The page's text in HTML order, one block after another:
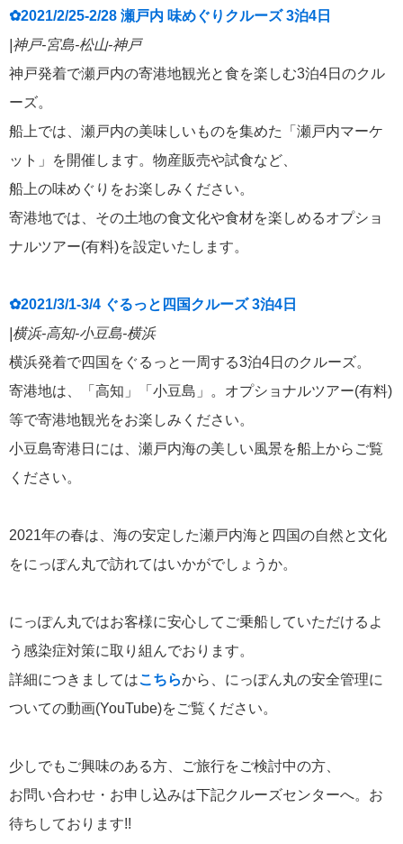
✿2021/2/25-2/28 瀬戸内 味めぐりクルーズ 3泊4日
|神戸-宮島-松山-神戸
神戸発着で瀬戸内の寄港地観光と食を楽しむ3泊4日のクル
ーズ。
船上では、瀬戸内の美味しいものを集めた「瀬戸内マーケ
ット」を開催します。物産販売や試食など、
船上の味めぐりをお楽しみください。
寄港地では、その土地の食文化や食材を楽しめるオプショ
ナルツアー(有料)を設定いたします。
✿2021/3/1-3/4 ぐるっと四国クルーズ 3泊4日
|横浜-高知-小豆島-横浜
横浜発着で四国をぐるっと一周する3泊4日のクルーズ。
寄港地は、「高知」「小豆島」。オプショナルツアー(有料)
等で寄港地観光をお楽しみください。
小豆島寄港日には、瀬戸内海の美しい風景を船上からご覧
ください。
2021年の春は、海の安定した瀬戸内海と四国の自然と文化
をにっぽん丸で訪れてはいかがでしょうか。
にっぽん丸ではお客様に安心してご乗船していただけるよ
う感染症対策に取り組んでおります。
詳細につきましてはこちらから、にっぽん丸の安全管理に
ついての動画(YouTube)をご覧ください。
少しでもご興味のある方、ご旅行をご検討中の方、
お問い合わせ・お申し込みは下記クルーズセンターへ。お
待ちしております!!